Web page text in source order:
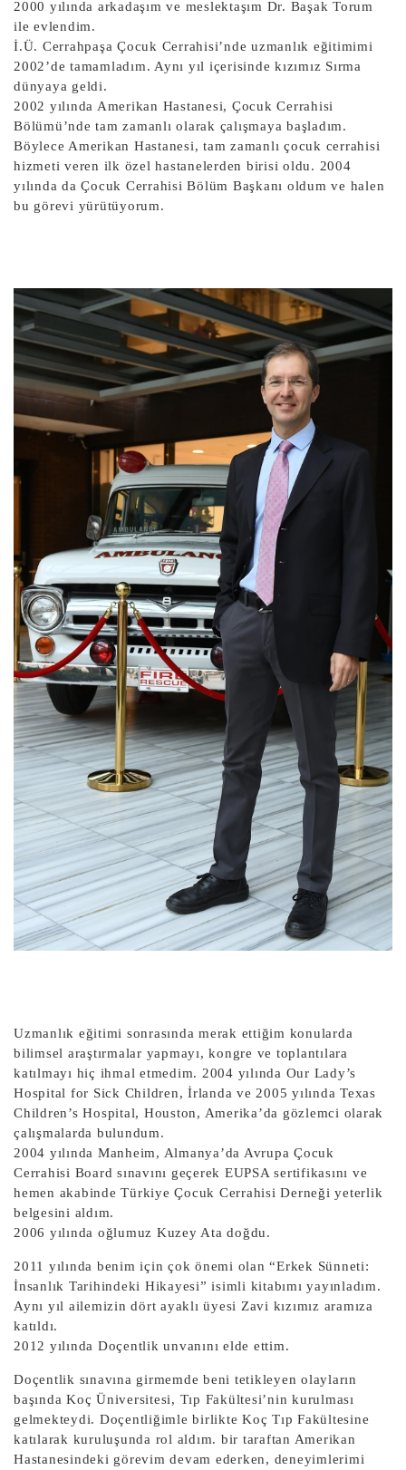
2000 yılında arkadaşım ve meslektaşım Dr. Başak Torum
ile evlendim.
İ.Ü. Cerrahpaşa Çocuk Cerrahisi’nde uzmanlık eğitimimi
2002’de tamamladım. Aynı yıl içerisinde kızımız Sırma
dünyaya geldi.
2002 yılında Amerikan Hastanesi, Çocuk Cerrahisi
Bölümü’nde tam zamanlı olarak çalışmaya başladım.
Böylece Amerikan Hastanesi, tam zamanlı çocuk cerrahisi
hizmeti veren ilk özel hastanelerden birisi oldu. 2004
yılında da Çocuk Cerrahisi Bölüm Başkanı oldum ve halen
bu görevi yürütüyorum.
Uzmanlık eğitimi sonrasında merak ettiğim konularda
bilimsel araştırmalar yapmayı, kongre ve toplantılara
katılmayı hiç ihmal etmedim. 2004 yılında Our Lady’s
Hospital for Sick Children, İrlanda ve 2005 yılında Texas
Children’s Hospital, Houston, Amerika’da gözlemci olarak
çalışmalarda bulundum.
2004 yılında Manheim, Almanya’da Avrupa Çocuk
Cerrahisi Board sınavını geçerek EUPSA sertifikasını ve
hemen akabinde Türkiye Çocuk Cerrahisi Derneği yeterlik
belgesini aldım.
2006 yılında oğlumuz Kuzey Ata doğdu.
2011 yılında benim için çok önemi olan “Erkek Sünneti:
İnsanlık Tarihindeki Hikayesi” isimli kitabımı yayınladım.
Aynı yıl ailemizin dört ayaklı üyesi Zavi kızımız aramıza
katıldı.
2012 yılında Doçentlik unvanını elde ettim.
Doçentlik sınavına girmemde beni tetikleyen olayların
başında Koç Üniversitesi, Tıp Fakültesi’nin kurulması
gelmekteydi. Doçentliğimle birlikte Koç Tıp Fakültesine
katılarak kuruluşunda rol aldım. bir taraftan Amerikan
Hastanesindeki görevim devam ederken, deneyimlerimi